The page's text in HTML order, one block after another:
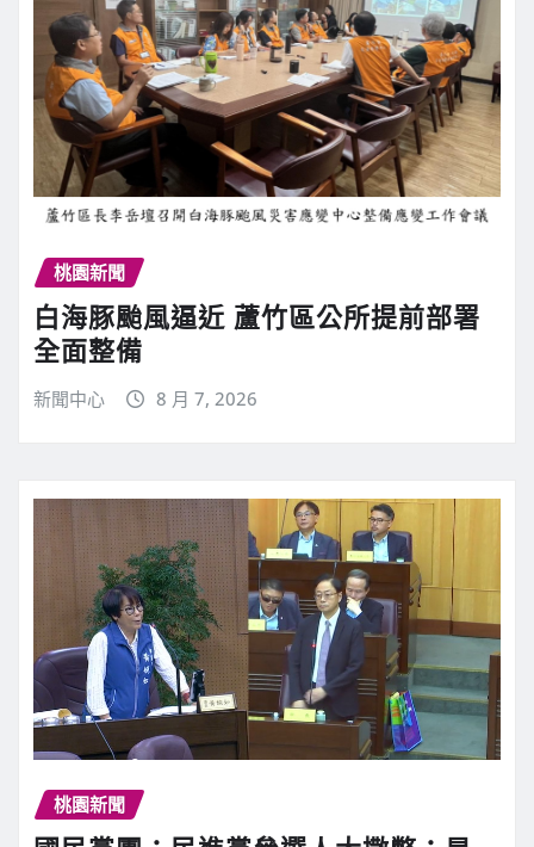
桃園新聞
白海豚颱風逼近 蘆竹區公所提前部署
全面整備
新聞中心 8 月 7, 2026
桃園新聞